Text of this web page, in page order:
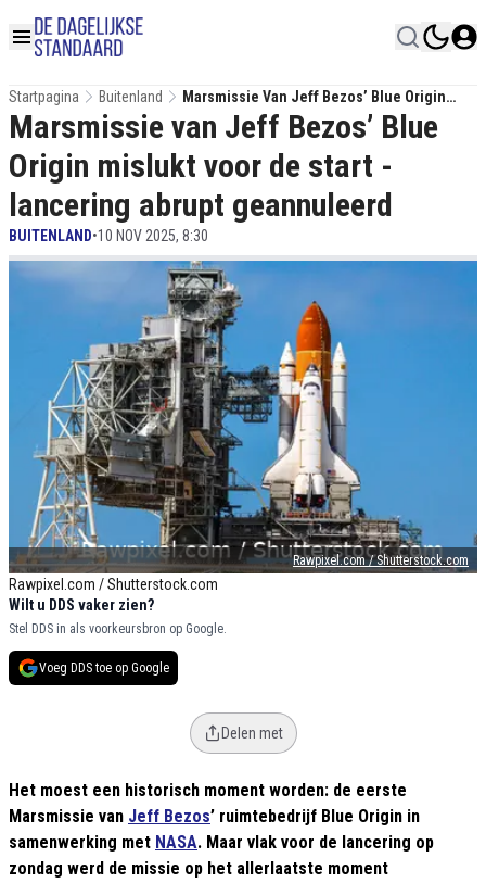
Startpagina Buitenland
Marsmissie Van Jeff Bezos’ Blue Origin
Mislukt Voor De Start - Lancering Abrupt
Geannuleerd
Rawpixel.com / Shutterstock.com
Rawpixel.com / Shutterstock.com
Marsmissie van Jeff Bezos’ Blue
Origin mislukt voor de start -
lancering abrupt geannuleerd
BUITENLAND•10 NOV 2025, 8:30
Wilt u DDS vaker zien?
Stel DDS in als voorkeursbron op Google.
Voeg DDS toe op Google
Delen met
Het moest een historisch moment worden: de eerste
Marsmissie van Jeff Bezos’ ruimtebedrijf Blue Origin in
samenwerking met NASA. Maar vlak voor de lancering op
zondag werd de missie op het allerlaatste moment